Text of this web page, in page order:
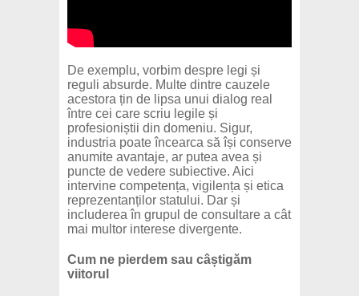
De exemplu, vorbim despre legi și
reguli absurde. Multe dintre cauzele
acestora țin de lipsa unui dialog real
între cei care scriu legile și
profesioniștii din domeniu. Sigur,
industria poate încearca să își conserve
anumite avantaje, ar putea avea și
puncte de vedere subiective. Aici
intervine competența, vigilența și etica
reprezentanților statului. Dar și
includerea în grupul de consultare a cât
mai multor interese divergente.
Cum ne pierdem sau câștigăm
viitorul